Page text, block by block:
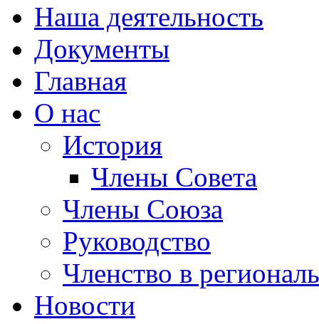
Наша деятельность
Документы
Главная
О нас
История
Члены Совета
Члены Союза
Руководство
Членство в
Новости